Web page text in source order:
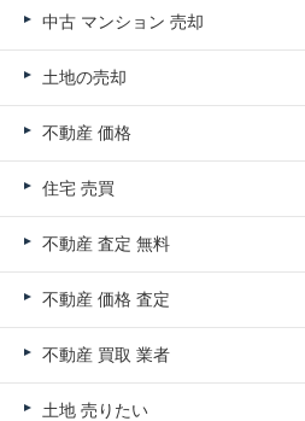
中古 マンション 売却
土地の売却
不動産 価格
住宅 売買
不動産 査定 無料
不動産 価格 査定
不動産 買取 業者
土地 売りたい